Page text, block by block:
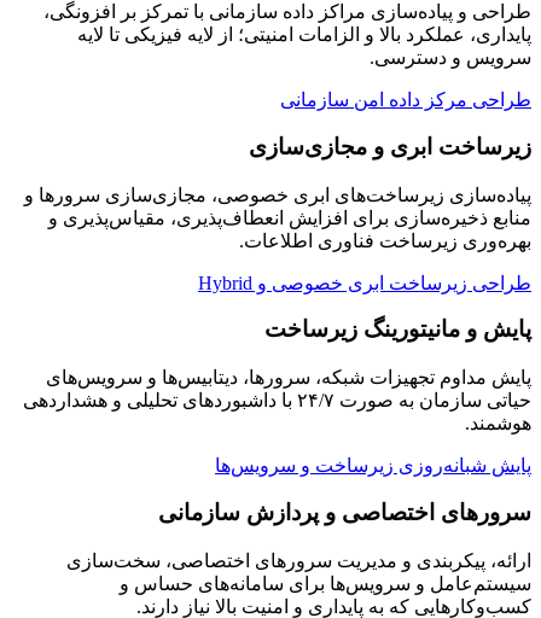
طراحی و پیاده‌سازی مراکز داده سازمانی با تمرکز بر افزونگی،
پایداری، عملکرد بالا و الزامات امنیتی؛ از لایه فیزیکی تا لایه
سرویس و دسترسی.
طراحی مرکز داده امن سازمانی
زیرساخت ابری و مجازی‌سازی
پیاده‌سازی زیرساخت‌های ابری خصوصی، مجازی‌سازی سرورها و
منابع ذخیره‌سازی برای افزایش انعطاف‌پذیری، مقیاس‌پذیری و
بهره‌وری زیرساخت فناوری اطلاعات.
طراحی زیرساخت ابری خصوصی و Hybrid
پایش و مانیتورینگ زیرساخت
پایش مداوم تجهیزات شبکه، سرورها، دیتابیس‌ها و سرویس‌های
حیاتی سازمان به صورت ۲۴/۷ با داشبوردهای تحلیلی و هشداردهی
هوشمند.
پایش شبانه‌روزی زیرساخت و سرویس‌ها
سرورهای اختصاصی و پردازش سازمانی
ارائه، پیکربندی و مدیریت سرورهای اختصاصی، سخت‌سازی
سیستم‌عامل و سرویس‌ها برای سامانه‌های حساس و
کسب‌وکارهایی که به پایداری و امنیت بالا نیاز دارند.